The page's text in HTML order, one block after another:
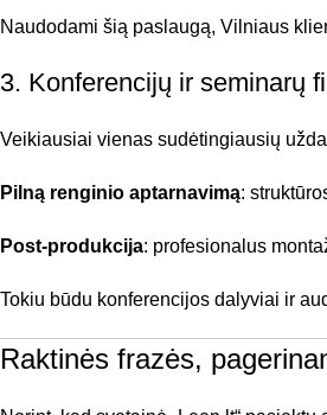
Naudodami šią paslaugą, Vilniaus
3. Konferencijų ir seminarų
Veikiausiai vienas sudėtingiausių
Pilną renginio aptarnavimą:
Post-produkcija: profesionalus
Tokiu būdu konferencijos dalyviai ir
Raktinės frazės,